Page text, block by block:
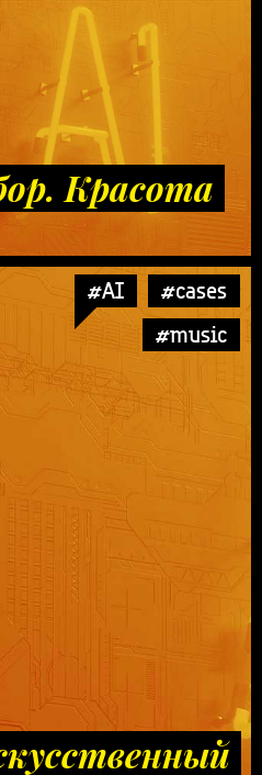
Красота
#AI
#cases
#music